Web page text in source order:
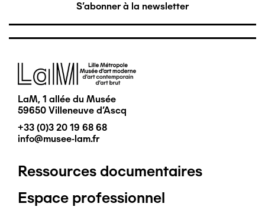
S'abonner à la newsletter
Image
LaM, 1 allée du Musée
59650 Villeneuve d'Ascq
+33 (0)3 20 19 68 68
info@musee-lam.fr
Pied
Ressources documentaires
Espace professionnel